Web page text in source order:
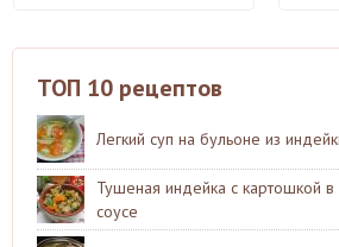
ТОП 10 рецептов
Легкий суп на бульоне из
Тушеная индейка с картошкой
соусе